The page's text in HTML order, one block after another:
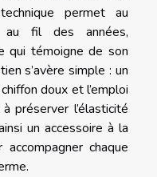
permet au
au fil des années,
qui témoigne de son
s’avère simple : un
doux et l’emploi
préserver l’élasticité
un accessoire à la
chaque